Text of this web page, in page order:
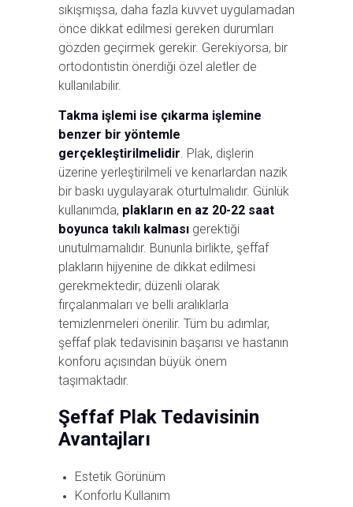
sıkışmışsa, daha fazla kuvvet uygulamadan
önce dikkat edilmesi gereken durumları
gözden geçirmek gerekir. Gerekiyorsa, bir
ortodontistin önerdiği özel aletler de
kullanılabilir.
Takma işlemi ise çıkarma işlemine
benzer bir yöntemle
gerçekleştirilmelidir. Plak, dişlerin
üzerine yerleştirilmeli ve kenarlardan nazik
bir baskı uygulayarak oturtulmalıdır. Günlük
kullanımda, plakların en az 20-22 saat
boyunca takılı kalması gerektiği
unutulmamalıdır. Bununla birlikte, şeffaf
plakların hijyenine de dikkat edilmesi
gerekmektedir; düzenli olarak
fırçalanmaları ve belli aralıklarla
temizlenmeleri önerilir. Tüm bu adımlar,
şeffaf plak tedavisinin başarısı ve hastanın
konforu açısından büyük önem
taşımaktadır.
Şeffaf Plak Tedavisinin
Avantajları
Estetik Görünüm
Konforlu Kullanım